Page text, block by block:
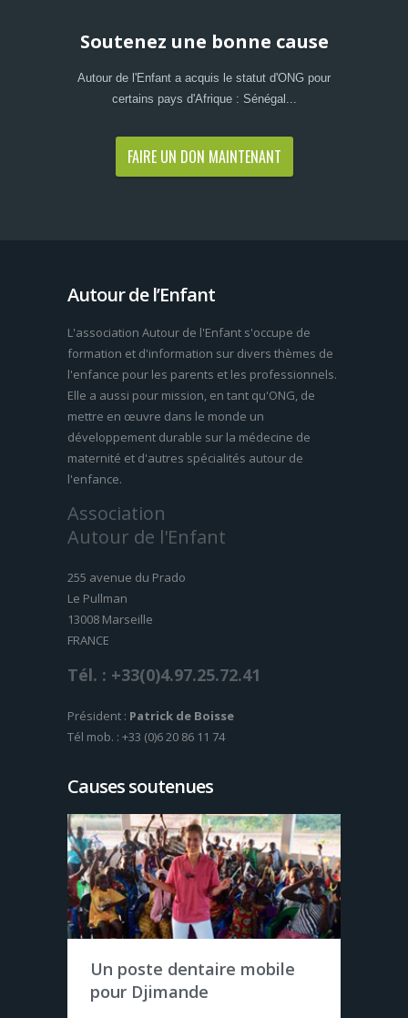
Soutenez une bonne cause
Autour de l'Enfant a acquis le statut d'ONG pour
certains pays d'Afrique : Sénégal...
FAIRE UN DON MAINTENANT
Autour de l’Enfant
L'association Autour de l'Enfant s'occupe de
formation et d'information sur divers thèmes de
l'enfance pour les parents et les professionnels.
Elle a aussi pour mission, en tant qu'ONG, de
mettre en œuvre dans le monde un
développement durable sur la médecine de
maternité et d'autres spécialités autour de
l'enfance.
Association
Autour de l'Enfant
255 avenue du Prado
Le Pullman
13008 Marseille
FRANCE
Tél. : +33(0)4.97.25.72.41
Président : Patrick de Boisse
Tél mob. : +33 (0)6 20 86 11 74
Causes soutenues
Un poste dentaire mobile
pour Djimande
Case de santé en
Casamance (Sénégal)